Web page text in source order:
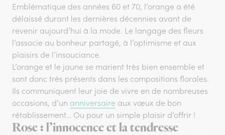
Emblématique des années 60 et 70, l’orange a été
délaissé durant les dernières décennies avant de
revenir aujourd’hui à la mode. Le langage des fleurs
l’associe au bonheur partagé, à l’optimisme et aux
plaisirs de l’insouciance.
L’orange et le jaune se marient très bien ensemble et
sont donc très présents dans les compositions florales.
Ils communiquent leur joie de vivre en de nombreuses
occasions, d’un anniversaire aux vœux de bon
rétablissement… Ou pour un simple plaisir d’offrir !
Rose : l’innocence et la tendresse